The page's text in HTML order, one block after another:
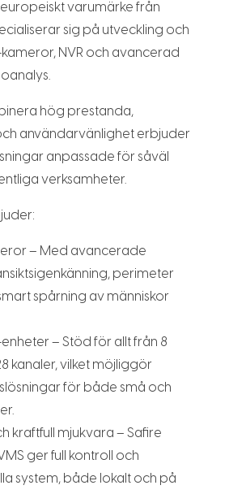
varumärke från
sig på utveckling och
NVR och avancerad
hög prestanda,
användarvänlighet erbjuder
anpassade för såväl
verksamheter.
– Med avancerade
perimeter
spårning av människor
enheter – Stöd för allt från 8
kanaler, vilket möjliggör
för både små och
kraftfull mjukvara – Safire
ger full kontroll och
system, både lokalt och på